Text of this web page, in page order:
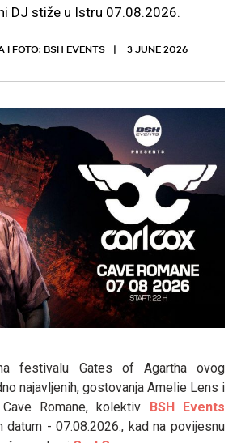
DJ stiže u Istru 07.08.2026.
I FOTO: BSH EVENTS 3 JUNE 2026
festivalu Gates of Agartha ovog
najavljenih, gostovanja Amelie Lens i
Romane, kolektiv BSH Events
datum - 07.08.2026., kad na povijesnu